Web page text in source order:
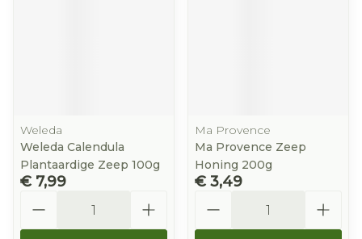
Weleda
Weleda Calendula
Plantaardige Zeep 100g
€ 7,99
Ma Provence
Ma Provence Zeep
Honing 200g
€ 3,49